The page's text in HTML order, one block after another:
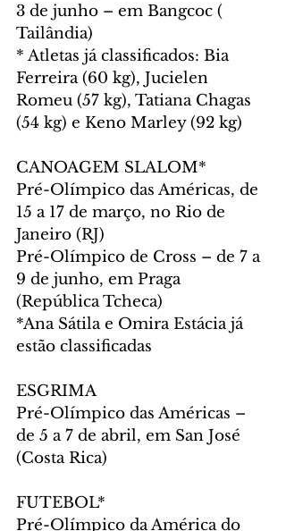
3 de junho – em Bangcoc (
Tailândia)
* Atletas já classificados: Bia
Ferreira (60 kg), Jucielen
Romeu (57 kg), Tatiana Chagas
(54 kg) e Keno Marley (92 kg)
CANOAGEM SLALOM*
Pré-Olímpico das Américas, de
15 a 17 de março, no Rio de
Janeiro (RJ)
Pré-Olímpico de Cross – de 7 a
9 de junho, em Praga
(República Tcheca)
*Ana Sátila e Omira Estácia já
estão classificadas
ESGRIMA
Pré-Olímpico das Américas –
de 5 a 7 de abril, em San José
(Costa Rica)
FUTEBOL*
Pré-Olímpico da América do